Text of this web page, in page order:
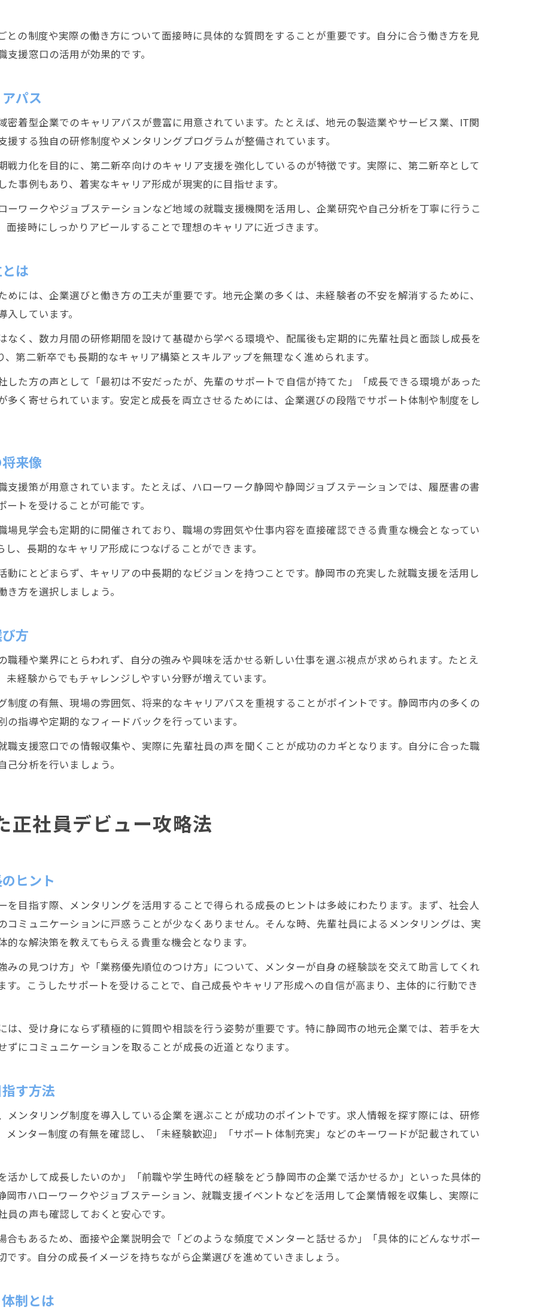
静岡市の就職支援で未経験から始めるコツ
未経験職種で役立つ第二新卒のアピール方法
就職支援の活用が第二新卒に与える強みとは
静岡市のハローワークが第二新卒を支援
就職支援サービスで第二新卒が強くなる理由
静岡市でキャリアアップを叶える方法を紹介
第二新卒が静岡市で描くキャリアアップ戦略
第二新卒が目指す長期的な成長方法とは
就職支援と連携したキャリアアップ術
第二新卒ならではの地元で成長する秘訣を解説
第二新卒が地元静岡市で成長する理由
地元企業で得られる第二新卒の強みとは
静岡市で活かせる第二新卒のスキルアップ術
の制度や実際の働き方について面接時に具体的な質問をすることが重要です。自分に合う働き方を見
援窓口の活用が効果的です。
パス
着型企業でのキャリアパスが豊富に用意されています。たとえば、地元の製造業やサービス業、IT関
する独自の研修制度やメンタリングプログラムが整備されています。
戦力化を目的に、第二新卒向けのキャリア支援を強化しているのが特徴です。実際に、第二新卒として
事例もあり、着実なキャリア形成が現実的に目指せます。
ーワークやジョブステーションなど地域の就職支援機関を活用し、企業研究や自己分析を丁寧に行うこ
接時にしっかりアピールすることで理想のキャリアに近づきます。
は
には、企業選びと働き方の工夫が重要です。地元企業の多くは、未経験者の不安を解消するために、
しています。
なく、数カ月間の研修期間を設けて基礎から学べる環境や、配属後も定期的に先輩社員と面談し成長を
第二新卒でも長期的なキャリア構築とスキルアップを無理なく進められます。
した方の声として「最初は不安だったが、先輩のサポートで自信が持てた」「成長できる環境があった
く寄せられています。安定と成長を両立させるためには、企業選びの段階でサポート体制や制度をし
来像
援策が用意されています。たとえば、ハローワーク静岡や静岡ジョブステーションでは、履歴書の書
トを受けることが可能です。
場見学会も定期的に開催されており、職場の雰囲気や仕事内容を直接確認できる貴重な機会となってい
、長期的なキャリア形成につなげることができます。
にとどまらず、キャリアの中長期的なビジョンを持つことです。静岡市の充実した就職支援を活用し
方を選択しましょう。
方
種や業界にとらわれず、自分の強みや興味を活かせる新しい仕事を選ぶ視点が求められます。たとえ
経験からでもチャレンジしやすい分野が増えています。
度の有無、現場の雰囲気、将来的なキャリアパスを重視することがポイントです。静岡市内の多くの
指導や定期的なフィードバックを行っています。
支援窓口での情報収集や、実際に先輩社員の声を聞くことが成功のカギとなります。自分に合った職
分析を行いましょう。
正社員デビュー攻略法
ヒント
目指す際、メンタリングを活用することで得られる成長のヒントは多岐にわたります。まず、社会人
ミュニケーションに戸惑うことが少なくありません。そんな時、先輩社員によるメンタリングは、実
な解決策を教えてもらえる貴重な機会となります。
みの見つけ方」や「業務優先順位のつけ方」について、メンターが自身の経験談を交えて助言してくれ
。こうしたサポートを受けることで、自己成長やキャリア形成への自信が高まり、主体的に行動でき
は、受け身にならず積極的に質問や相談を行う姿勢が重要です。特に静岡市の地元企業では、若手を大
にコミュニケーションを取ることが成長の近道となります。
す方法
ンタリング制度を導入している企業を選ぶことが成功のポイントです。求人情報を探す際には、研修
ンター制度の有無を確認し、「未経験歓迎」「サポート体制充実」などのキーワードが記載されてい
かして成長したいのか」「前職や学生時代の経験をどう静岡市の企業で活かせるか」といった具体的
岡市ハローワークやジョブステーション、就職支援イベントなどを活用して企業情報を収集し、実際に
の声も確認しておくと安心です。
合もあるため、面接や企業説明会で「どのような頻度でメンターと話せるか」「具体的にどんなサポー
す。自分の成長イメージを持ちながら企業選びを進めていきましょう。
制とは